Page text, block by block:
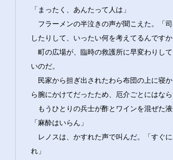
「まったく、あんたって人は」
フラーメンの半泣きの声が聞こえた。「
したりして、いったい何を考えてるんですか
町の広場が、臨時の救護所に早変わりし
いのだ。
民家から担ぎ出されたわら布団の上に寝
ら腕にかけてだったため、厄介ごとにはなら
もうひとりの兵士が酢とワインを混ぜた液
「麻酔はいらん」
レノスは、かすれた声で叫んだ。「すぐ
れ」